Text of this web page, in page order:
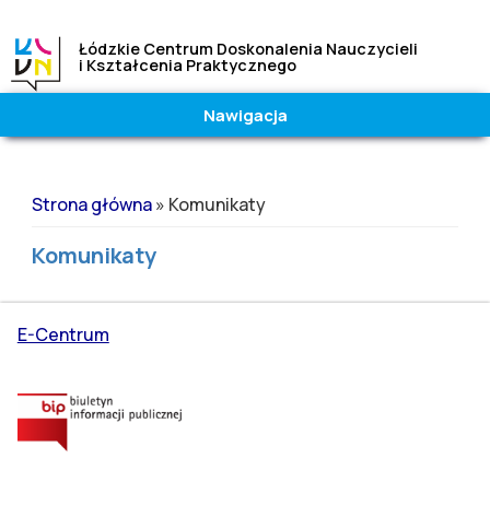
Łódzkie Centrum Doskonalenia Nauczycieli
i Kształcenia Praktycznego
Wielkość
Kontrast
Nawigacja
Strona główna» Komunikaty
Komunikaty
E-Centrum